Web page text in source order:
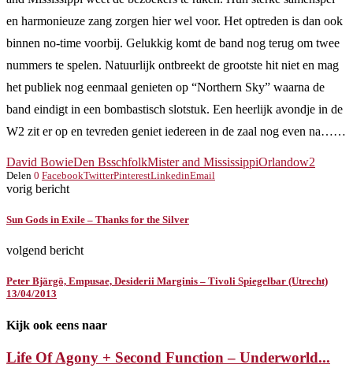
en harmonieuze zang zorgen hier wel voor. Het optreden is dan ook
binnen no-time voorbij. Gelukkig komt de band nog terug om twee
nummers te spelen. Natuurlijk ontbreekt de grootste hit niet en mag
het publiek nog eenmaal genieten op “Northern Sky” waarna de
band eindigt in een bombastisch slotstuk. Een heerlijk avondje in de
W2 zit er op en tevreden geniet iedereen in de zaal nog even na……
David BowieDen BsschfolkMister and MississippiOrlandow2
Delen 0 FacebookTwitterPinterestLinkedinEmail
vorig bericht
Sun Gods in Exile – Thanks for the Silver
volgend bericht
Peter Bjärgö, Empusae, Desiderii Marginis – Tivoli Spiegelbar (Utrecht)
13/04/2013
Kijk ook eens naar
Life Of Agony + Second Function – Underworld...